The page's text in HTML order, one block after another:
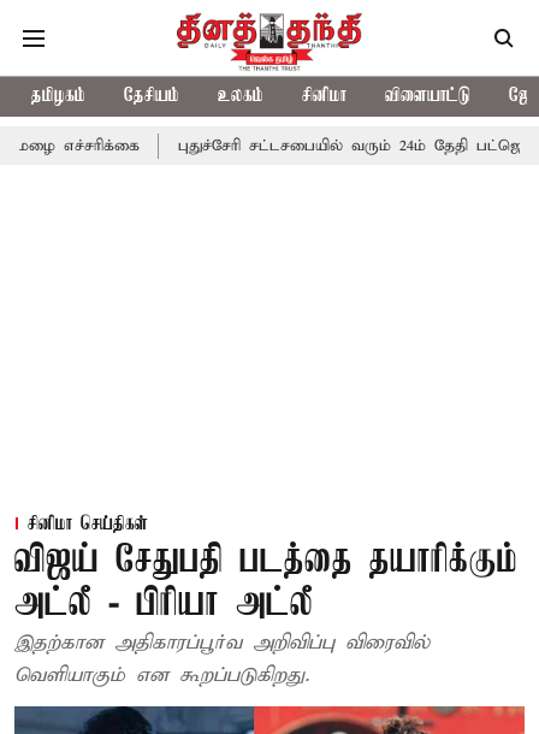
தமிழகம் தேசியம் உலகம் சினிமா விளையாட்டு
புதுச்சேரி சட்டசபையில் வரும் 24ம் தேதி பட்ஜெட் தாக்கல்
சினிமா செய்திகள்
விஜய் சேதுபதி படத்தை தயாரிக்கும்
அட்லீ - பிரியா அட்லீ
இதற்கான அதிகாரப்பூர்வ அறிவிப்பு விரைவில்
வெளியாகும் என கூறப்படுகிறது.